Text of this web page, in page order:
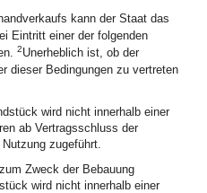
kann der Staat das
Eintritt einer der folgenden
2Unerheblich ist, ob der
dieser Bedingungen zu vertreten
wird nicht innerhalb einer
ab Vertragsschluss der
zugeführt.
Zweck der Bebauung
wird nicht innerhalb einer